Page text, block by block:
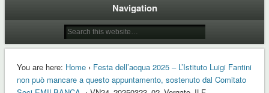
Navigation
You are here: Home› Festa dell’acqua 2025 – L’Istituto Luigi Fantini
non può mancare a questo appuntamento, sostenuto dal Comitato